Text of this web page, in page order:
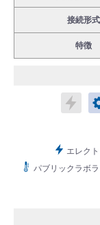
mail
接続形式
特徴
エ
エレク
パブリックラボラ